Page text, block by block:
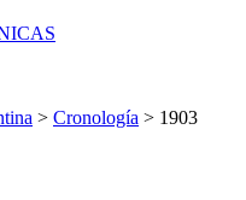
> Cronología > 1903